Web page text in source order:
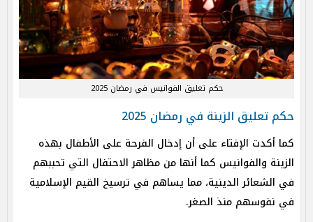
حكم تعليق الفوانيس في رمضان 2025
حكم تعليق الزينة في رمضان 2025
كما أكدت الإفتاء على أن إدخال الفرحة على الأطفال بهذه
الزينة والفوانيس كما أنها من مظاهر الاحتفال التي تحببهم
في الشعائر الدينية، مما يساهم في ترسيخ القيم الإسلامية
في نفوسهم منذ الصغر.